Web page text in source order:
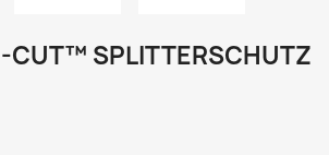
CUT™ SPLITTERSCHUTZ